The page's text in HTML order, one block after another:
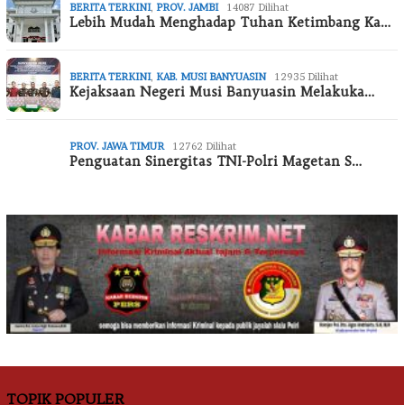
BERITA TERKINI, PROV. JAMBI 14087 Dilihat
Lebih Mudah Menghadap Tuhan Ketimbang Ka…
BERITA TERKINI, KAB. MUSI BANYUASIN 12935 Dilihat
Kejaksaan Negeri Musi Banyuasin Melakuka…
PROV. JAWA TIMUR 12762 Dilihat
Penguatan Sinergitas TNI-Polri Magetan S…
TOPIK POPULER